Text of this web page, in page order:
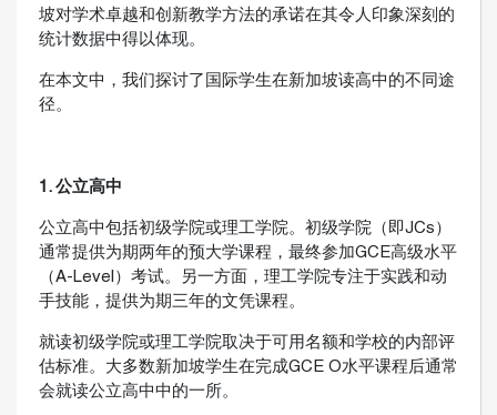
坡对学术卓越和创新教学方法的承诺在其令人印象深刻的
统计数据中得以体现。
在本文中，我们探讨了国际学生在新加坡读高中的不同途
径。
1. 公立高中
公立高中包括初级学院或理工学院。初级学院（即JCs）
通常提供为期两年的预大学课程，最终参加GCE高级水平
（A-Level）考试。另一方面，理工学院专注于实践和动
手技能，提供为期三年的文凭课程。
就读初级学院或理工学院取决于可用名额和学校的内部评
估标准。大多数新加坡学生在完成GCE O水平课程后通常
会就读公立高中中的一所。